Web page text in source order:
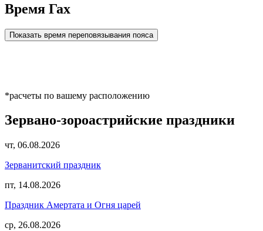
Время Гах
Показать время переповязывания пояса
*расчеты по вашему расположению
Зервано-зороастрийские праздники
чт, 06.08.2026
Зерванитский праздник
пт, 14.08.2026
Праздник Амертата и Огня царей
ср, 26.08.2026